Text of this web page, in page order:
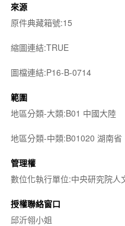
來源
原件典藏箱號:15
縮圖連結:TRUE
圖檔連結:P16-B-0714
範圍
地區分類-大類:B01 中國大陸
地區分類-中類:B01020 湖南省
管理權
數位化執行單位:中央研究院人
授權聯絡窗口
邱沂翎小姐